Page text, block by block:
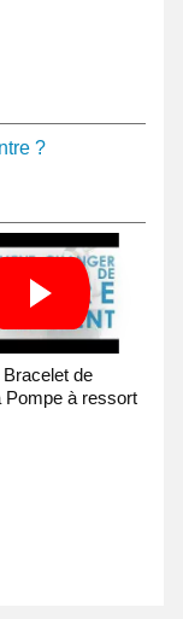
?
de
Pompe à ressort